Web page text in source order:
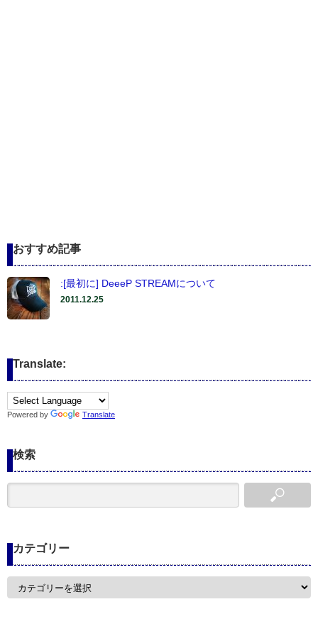
おすすめ記事
:[最初に] DeeeP STREAMについて
2011.12.25
Translate:
Powered by Translate
検索
カテゴリー
カ